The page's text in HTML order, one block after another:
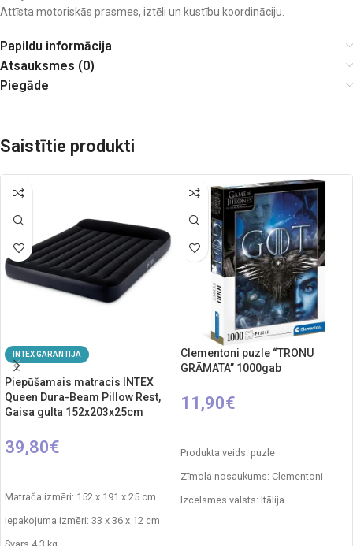
Attīsta motoriskās prasmes, iztēli un kustību koordināciju.
Papildu informācija
Atsauksmes (0)
Piegāde
Saistītie produkti
INTEX GARANTIJA
Piepūšamais matracis INTEX
Queen Dura-Beam Pillow Rest,
Gaisa gulta 152x203x25cm
39,80€
Matrača izmēri: 152 x 191 x 25 cm
Iepakojuma izmēri: 33 x 36 x 12 cm
Clementoni puzle “TRONU
GRĀMATA” 1000gab
11,90€
Produkta veids: puzle
Zīmola nosaukums: Clementoni
Izcelsmes valsts: Itālija